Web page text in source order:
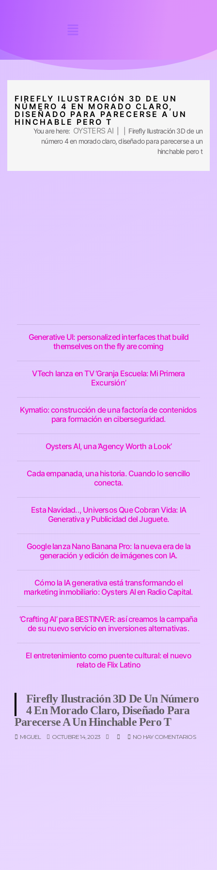
FIREFLY ILUSTRACIÓN 3D DE UN
NÚMERO 4 EN MORADO CLARO,
DISEÑADO PARA PARECERSE A UN
HINCHABLE PERO T
You are here: OYSTERS AI | | Firefly Ilustración 3D de un
número 4 en morado claro, diseñado para parecerse a un
hinchable pero t
Generative UI: personalized interfaces that build
themselves on the fly are coming
VTech lanza en TV ‘Granja Escuela: Mi Primera
Excursión’
Kymatio: construcción de una factoría de contenidos
para formación en ciberseguridad.
Oysters AI, una ‘Agency Worth a Look’
Cada empanada, una historia. Cuando lo sencillo
conecta.
Esta Navidad.., Universos Que Cobran Vida: IA
Generativa y Publicidad del Juguete.
Google lanza Nano Banana Pro: la nueva era de la
generación y edición de imágenes con IA.
Cómo la IA generativa está transformando el
marketing inmobiliario: Oysters AI en Radio Capital.
‘Crafting AI’ para BESTINVER: así creamos la campaña
de su nuevo servicio en inversiones alternativas.
El entretenimiento como puente cultural: el nuevo
relato de Flix Latino
Firefly Ilustración 3D De Un Número
4 En Morado Claro, Diseñado Para
Parecerse A Un Hinchable Pero T
MIGUEL OCTUBRE 14, 2023 NO HAY COMENTARIOS